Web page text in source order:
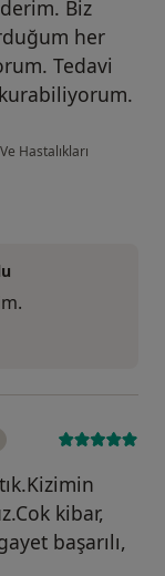
Biz
her
Tedavi
Hastalıkları
kibar,
başarılı,